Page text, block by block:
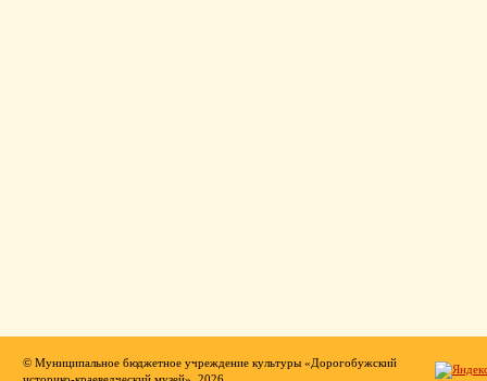
© Муниципальное бюджетное учреждение культуры «Дорогобужский